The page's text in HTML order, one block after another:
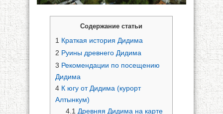
Содержание статьи
1 Краткая история Дидима
2 Руины древнего Дидима
3 Рекомендации по посещению
Дидима
4 К югу от Дидима (курорт
Алтынкум)
4.1 Древняя Дидима на карте